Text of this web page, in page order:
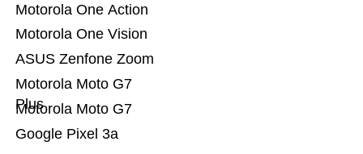
Google Pixel 3a
Motorola Moto G7
Motorola Moto G7
Plus
ASUS Zenfone Zoom
Motorola One Vision
Motorola One Action